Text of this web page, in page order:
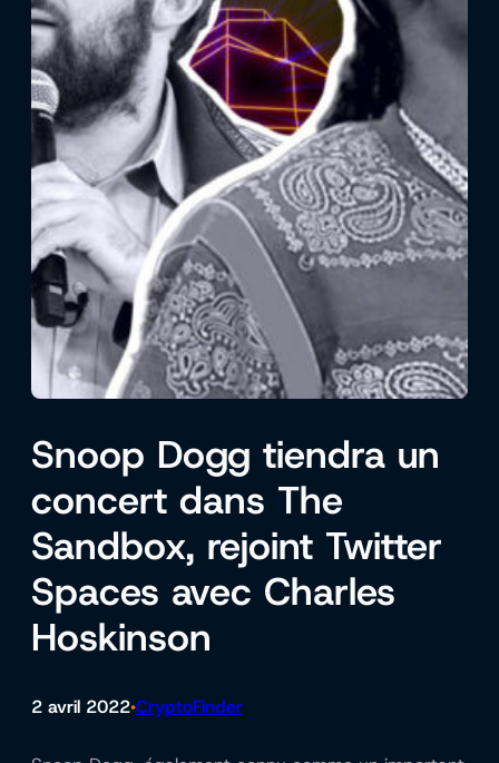
Snoop Dogg tiendra un
concert dans The
Sandbox, rejoint Twitter
Spaces avec Charles
Hoskinson
2 avril 2022•CryptoFinder